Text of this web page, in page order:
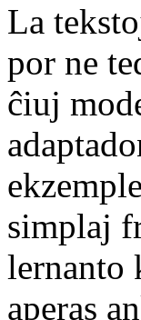
La
por ne
ĉiuj
simplaj
lernanto
aperas